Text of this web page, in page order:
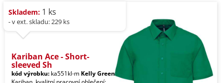
Skladem: 1 ks
- v ext. skladu: 229 ks
Kariban Ace - Short-
sleeved Sh
kód výrobku: ka551kl-m Kelly Green